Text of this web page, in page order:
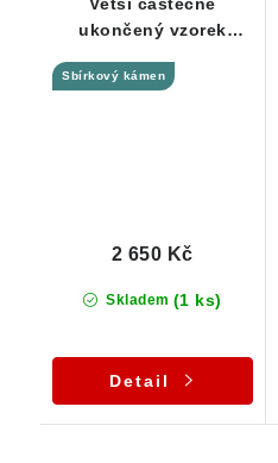
ukončený vzorek
89 g
Sbírkový kámen
Skladem (1 ks)
2 650 Kč
Detail